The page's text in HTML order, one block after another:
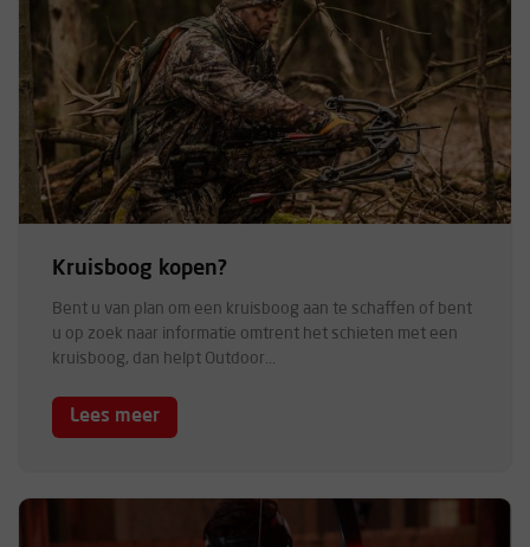
Kruisboog kopen?
Bent u van plan om een kruisboog aan te schaffen of bent
u op zoek naar informatie omtrent het schieten met een
kruisboog, dan helpt Outdoor...
Lees meer